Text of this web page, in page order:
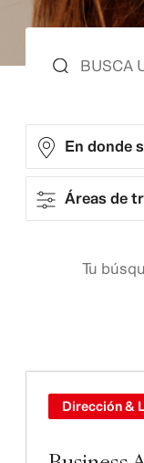
En donde
Áreas de
Tu
Dirección &